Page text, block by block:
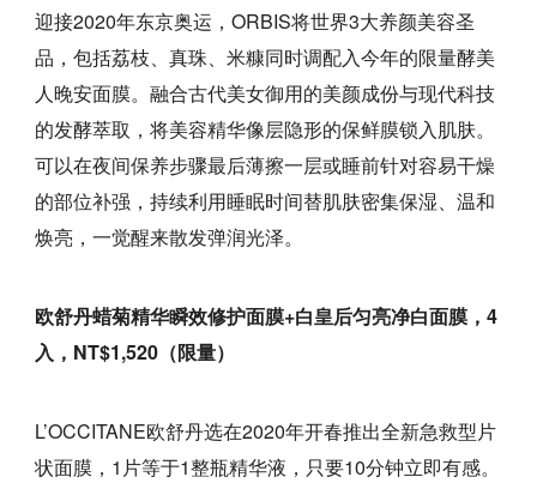
迎接2020年东京奥运，ORBIS将世界3大养颜美容圣
品，包括荔枝、真珠、米糠同时调配入今年的限量酵美
人晚安面膜。融合古代美女御用的美颜成份与现代科技
的发酵萃取，将美容精华像层隐形的保鲜膜锁入肌肤。
可以在夜间保养步骤最后薄擦一层或睡前针对容易干燥
的部位补强，持续利用睡眠时间替肌肤密集保湿、温和
焕亮，一觉醒来散发弹润光泽。
欧舒丹蜡菊精华瞬效修护面膜+白皇后匀亮净白面膜，4
入，NT$1,520（限量）
L’OCCITANE欧舒丹选在2020年开春推出全新急救型片
状面膜，1片等于1整瓶精华液，只要10分钟立即有感。